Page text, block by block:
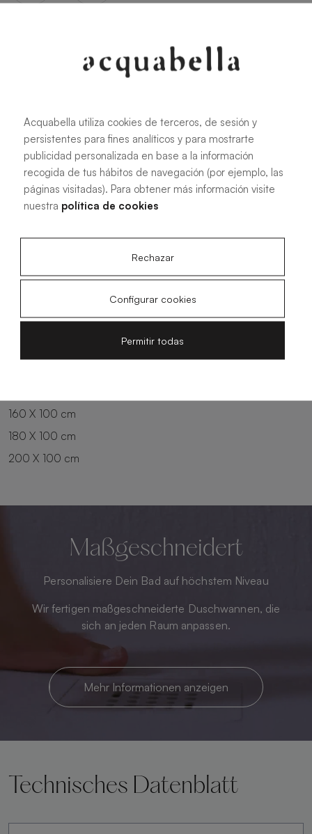
Alle Maße
100 X 70 cm
120 X 70 cm
140 X 70 cm
180 X 70 cm
200 X 70 cm
120 X 80 cm
140 X 80 cm
160 X 80 cm
200 X 80 cm
160 X 90 cm
180 X 90 cm
200 X 90 cm
160 X 100 cm
180 X 100 cm
200 X 100 cm
Maßgeschneidert
Personalisiere Dein Bad auf höchstem Niveau
Wir fertigen maßgeschneiderte Duschwannen, die
sich an jeden Raum anpassen.
Mehr Informationen anzeigen
Technisches Datenblatt
Acquabella utiliza cookies de terceros, de sesión y
persistentes para fines analíticos y para mostrarte
publicidad personalizada en base a la información
recogida de tus hábitos de navegación (por ejemplo, las
páginas visitadas). Para obtener más información visite
nuestra política de cookies
Rechazar
Configurar cookies
Permitir todas